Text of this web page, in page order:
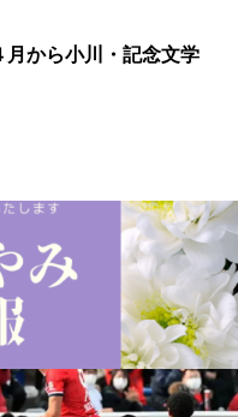
から小川・記念文学